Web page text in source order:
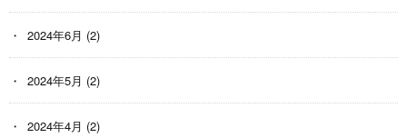
2024年6月 (2)
2024年5月 (2)
2024年4月 (2)